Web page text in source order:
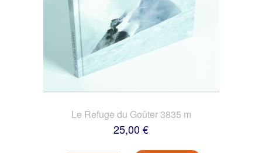
Le Refuge du Goûter 3835 m
25,00 €